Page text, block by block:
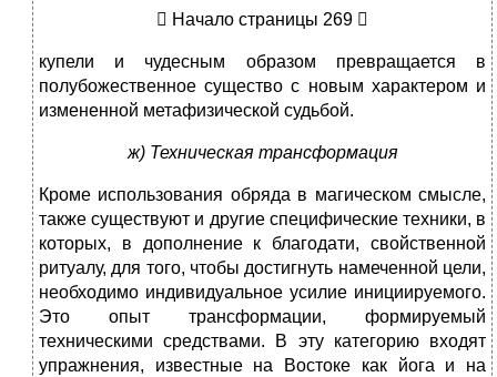
 Начало страницы 269 
купели и чудесным образом превращается в
полубожественное существо с новым характером и
измененной метафизической судьбой.
ж) Техническая трансформация
Кроме использования обряда в магическом смысле,
также существуют и другие специфические техники, в
которых, в дополнение к благодати, свойственной
ритуалу, для того, чтобы достигнуть намеченной цели,
необходимо индивидуальное усилие инициируемого.
Это опыт трансформации, формируемый
техническими средствами. В эту категорию входят
упражнения, известные на Востоке как йога и на